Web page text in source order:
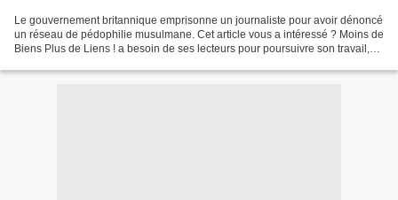
Le gouvernement britannique emprisonne un journaliste pour avoir dénoncé
un réseau de pédophilie musulmane. Cet article vous a intéressé ? Moins de
Biens Plus de Liens ! a besoin de ses lecteurs pour poursuivre son travail,